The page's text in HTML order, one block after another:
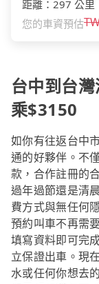
距離 ： 297 公里
您的車資預估
台中到台
乘$3150
如你有往返台中
通的好夥伴。不
款，合作註冊的
過年過節還是清
費方式與無任何
預約叫車不再需
填寫資料即可完
立保證出車。現
水或任何你想去